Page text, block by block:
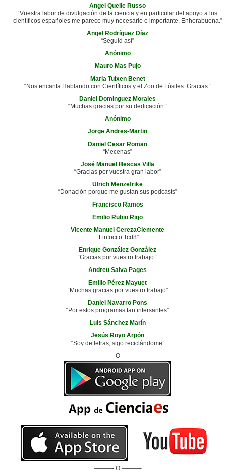
Angel Quelle Russo
“Vuestra labor de divulgación de la ciencia y en particular del apoyo a los
científicos españoles me parece muy necesario e importante. Enhorabuena.”
Angel Rodríguez Díaz
“Seguid así”
Anónimo
Mauro Mas Pujo
Maria Tuixen Benet
“Nos encanta Hablando con Científicos y el Zoo de Fósiles. Gracias.”
Daniel Dominguez Morales
“Muchas gracias por su dedicación.”
Anónimo
Jorge Andres-Martin
Daniel Cesar Roman
“Mecenas”
José Manuel Illescas Villa
“Gracias por vuestra gran labor”
Ulrich Menzefrike
“Donación porque me gustan sus podcasts”
Francisco Ramos
Emilio Rubio Rigo
Vicente Manuel CerezaClemente
“Linfocito Tcd8”
Enrique González González
“Gracias por vuestro trabajo.”
Andreu Salva Pages
Emilio Pérez Mayuet
“Muchas gracias por vuestro trabajo”
Daniel Navarro Pons
“Por estos programas tan intersantes”
Luis Sánchez Marín
Jesús Royo Arpón
“Soy de letras, sigo reciclándome”
———- O ———-
———- O ———-